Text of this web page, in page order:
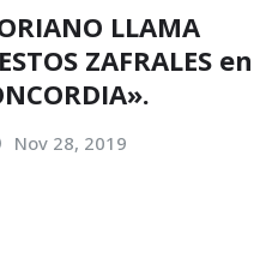
LLAMA
ZAFRALES en
Nov 28, 2019